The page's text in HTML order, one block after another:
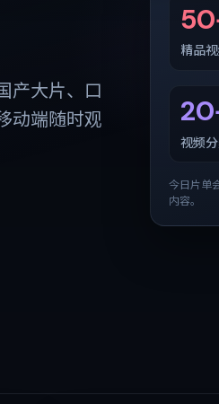
产大片、口
动端随时观
精品
视频
今日片单
内容。